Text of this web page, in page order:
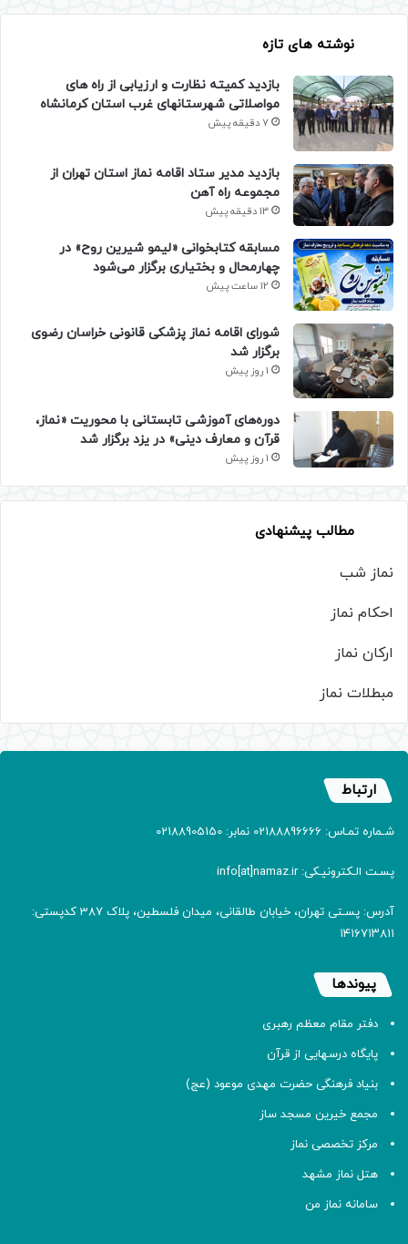
نوشته های تازه
بازدید کمیته نظارت و ارزیابی از راه های
مواصلاتی شهرستانهای غرب استان کرمانشاه
7 دقیقه پیش
بازدید مدیر ستاد اقامه نماز استان تهران از
مجموعه راه آهن
13 دقیقه پیش
مسابقه کتابخوانی «لیمو شیرین روح» در
چهارمحال و بختیاری برگزار می‌شود
12 ساعت پیش
شورای اقامه نماز پزشکی قانونی خراسان رضوی
برگزار شد
1 روز پیش
دوره‌های آموزشی تابستانی با محوریت «نماز،
قرآن و معارف دینی» در یزد برگزار شد
1 روز پیش
مطالب پیشنهادی
نماز شب
احکام نماز
ارکان نماز
مبطلات نماز
ارتباط
شـماره تمـاس: 02188896666 نمابر: 02188905150
پسـت الـکترونیـکی: info[at]namaz.ir
آدرس: پسـتی تهران، خیابان طالقانی، میدان فلسطین، پلاک 387 کدپستی:
۱۴۱۶۷۱۳۸۱۱
پیوندها
دفتر مقام معظم رهبری
پایگاه درسهایی از قرآن
بنیاد فرهنگی حضرت مهدی موعود (عج)
مجمع خیرین مسجد ساز
مرکز تخصصی نماز
هتل نماز مشهد
سامانه نماز من